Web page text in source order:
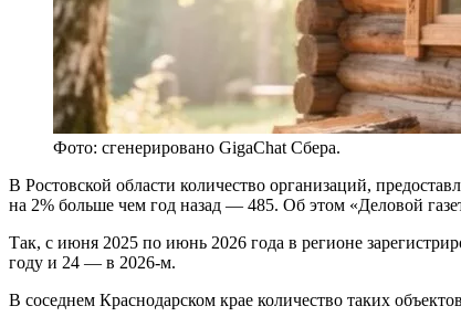
Фото: сгенерировано GigaChat Сбера.
В Ростовской области количество организаций,
на 2% больше чем год назад — 485. Об этом «Деловой
Так, с июня 2025 по июнь 2026 года в регионе
году и 24 — в 2026-м.
В соседнем Краснодарском крае количество таких